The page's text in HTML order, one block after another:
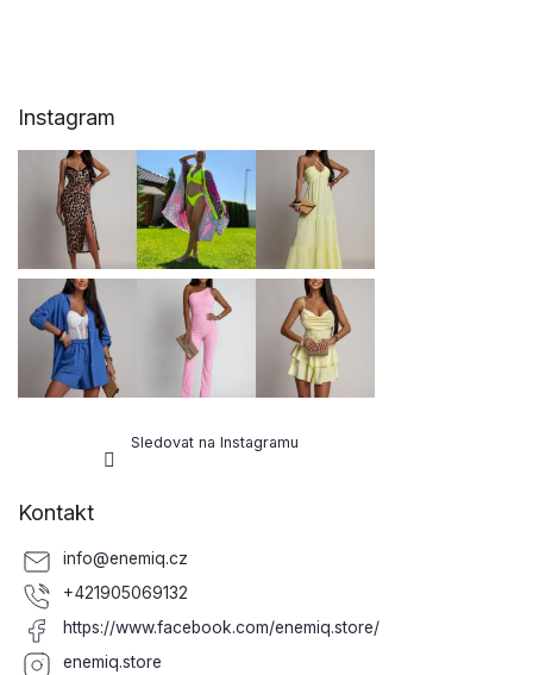
Instagram
Sledovat na Instagramu
Kontakt
info@enemiq.cz
+421905069132
https://www.facebook.com/enemiq.store/
enemiq.store